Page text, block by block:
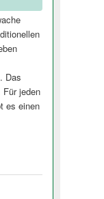
Das
Für jeden
es einen